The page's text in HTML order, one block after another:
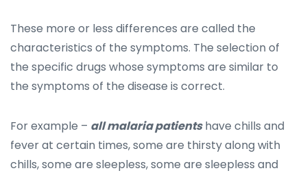
These more or less differences are called the
characteristics of the symptoms. The selection of
the specific drugs whose symptoms are similar to
the symptoms of the disease is correct.
For example – all malaria patientshave chills and
fever at certain times, some are thirsty along with
chills, some are sleepless, some are sleepless and